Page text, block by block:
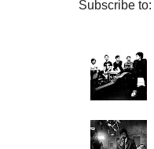
Subscribe to: